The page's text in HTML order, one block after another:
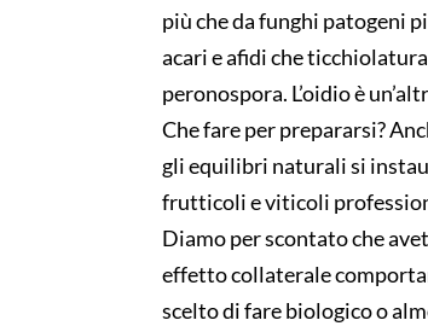
più che da funghi patogeni
acari e afidi che
peronospora. L’oidio è
Che fare per prepararsi?
gli equilibri naturali si
frutticoli e viticoli
Diamo per scontato che
effetto collaterale
scelto di fare biologico o